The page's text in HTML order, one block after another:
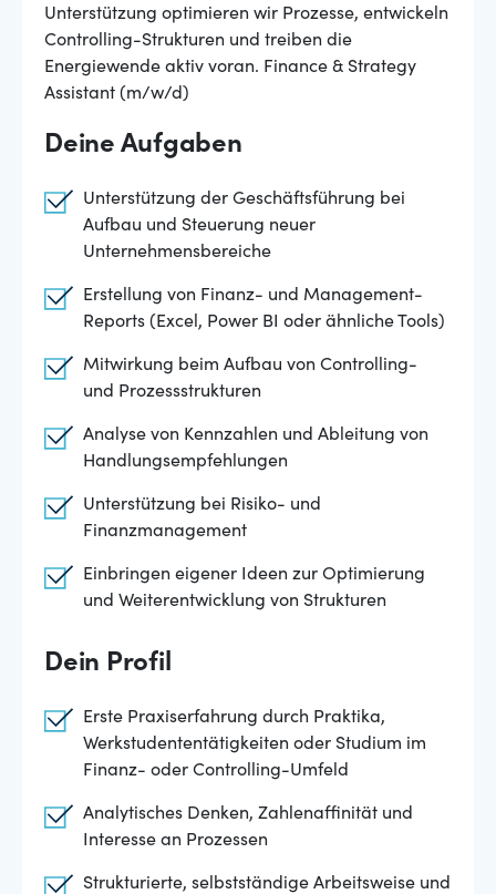
Unterstützung optimieren wir Prozesse, entwickeln
Controlling-Strukturen und treiben die
Energiewende aktiv voran. Finance & Strategy
Assistant (m/w/d)
Deine Aufgaben
Unterstützung der Geschäftsführung bei
Aufbau und Steuerung neuer
Unternehmensbereiche
Erstellung von Finanz- und Management-
Reports (Excel, Power BI oder ähnliche Tools)
Mitwirkung beim Aufbau von Controlling-
und Prozessstrukturen
Analyse von Kennzahlen und Ableitung von
Handlungsempfehlungen
Unterstützung bei Risiko- und
Finanzmanagement
Einbringen eigener Ideen zur Optimierung
und Weiterentwicklung von Strukturen
Dein Profil
Erste Praxiserfahrung durch Praktika,
Werkstudententätigkeiten oder Studium im
Finanz- oder Controlling-Umfeld
Analytisches Denken, Zahlenaffinität und
Interesse an Prozessen
Strukturierte, selbstständige Arbeitsweise und